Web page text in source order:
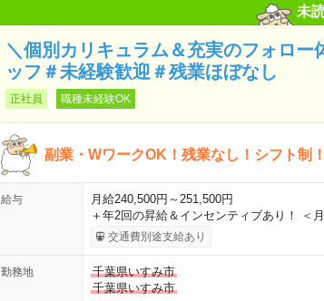
未
＼個別カリキュラム＆充実のフォロ
ッフ＃未経験歓迎＃残業ほぼなし
正社員 職種未経験OK
副業・WワークOK！残業なし！シフト制
給与
月給240,500円～251,500円
＋年2回の昇給＆インセンティブあり！ ＜
交通費別途支給あり
勤務地
千葉県いすみ市
千葉県いすみ市